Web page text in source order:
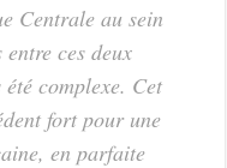
Centrale au sein
ces deux
complexe. Cet
fort pour une
en parfaite